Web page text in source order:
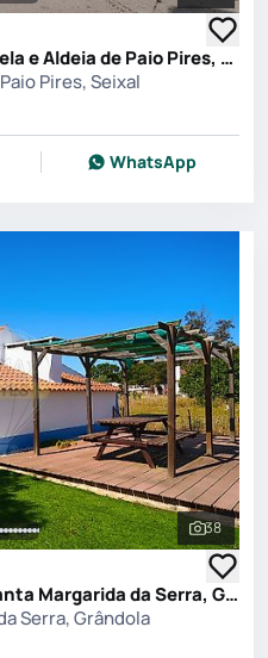
Armazem em Seixal, Arrentela e Aldeia de Paio Pires, Seixal
Pires, Seixal
WhatsApp
Ver
38
Quinta T4 em Grândola e Santa Margarida da Serra, Grândola
Serra, Grândola